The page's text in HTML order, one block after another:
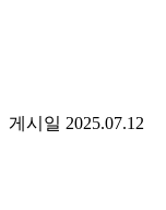
게시일 2025.07.12